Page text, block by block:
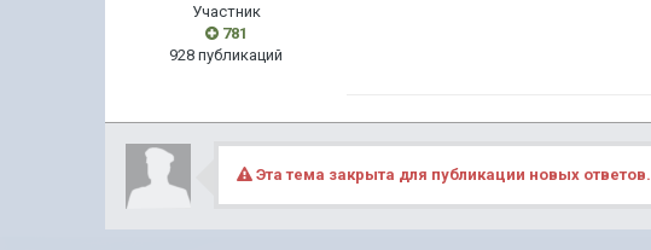
Участник
781
928 публикаций
Эта тема закрыта для публикации новых ответов.